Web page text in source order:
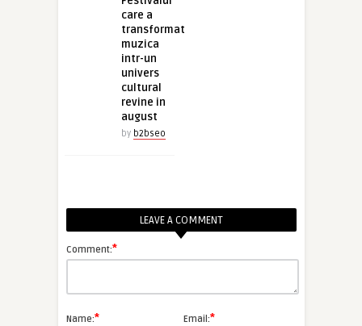
care a
transformat
muzica
intr-un
univers
cultural
revine in
august
by b2bseo
LEAVE A COMMENT
Comment:*
Name:* Email:*